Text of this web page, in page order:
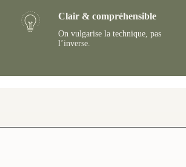
Clair & compréhensible
On vulgarise la technique, pas
l’inverse.